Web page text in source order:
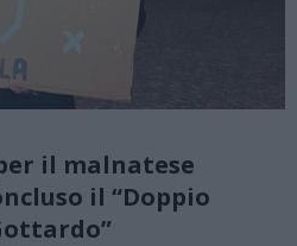
il malnatese
il “Doppio